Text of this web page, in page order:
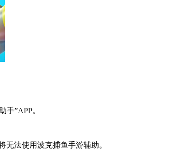
”APP。
法使用波克捕鱼手游辅助。